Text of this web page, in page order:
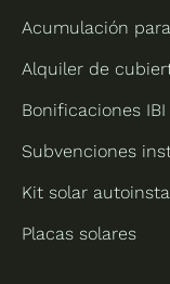
Acumulación
Alquiler de
Bonificaciones
Subvenciones
Kit solar
Placas solares